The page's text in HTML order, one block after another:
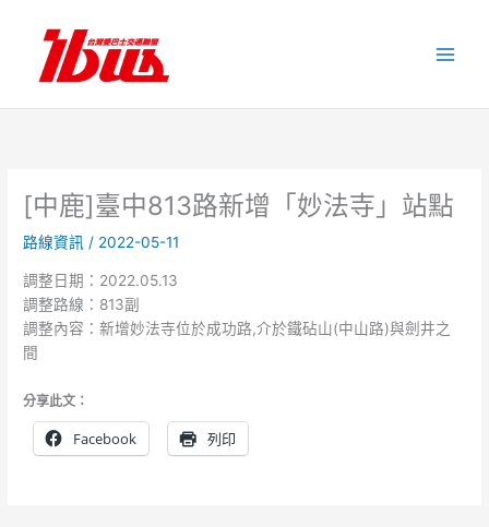
內
[中鹿]臺中813路新增「妙法寺」站點
路線資訊 / 2022-05-11
調整日期：2022.05.13
調整路線：813副
調整內容：新增妙法寺位於成功路,介於鐵砧山(中山路)與劍井之
間
分享此文：
Facebook 列印